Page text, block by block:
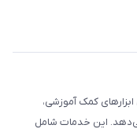
کمک آموزشی،
می‌دهد. این خدمات شامل